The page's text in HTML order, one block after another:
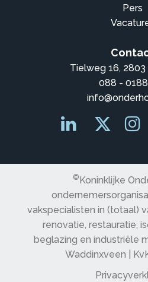
Pers
Tielweg 16,
088 -
©Koninklijke
vakspecialisten in (totaal)
renovatie, restauratie,
beglazing en industriële
Waddinxveen |